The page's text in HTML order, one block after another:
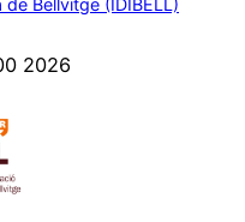
2026